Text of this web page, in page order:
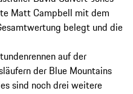
Matt Campbell mit dem
belegt und die
auf der
der Blue Mountains
sind noch drei weitere